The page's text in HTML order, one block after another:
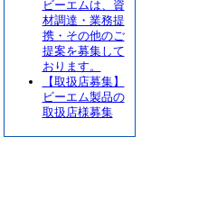
ビーエムは、資
材調達・業務提
携・その他のご
提案を募集して
おります。
【取扱店募集】
ビーエム製品の
取扱店様募集